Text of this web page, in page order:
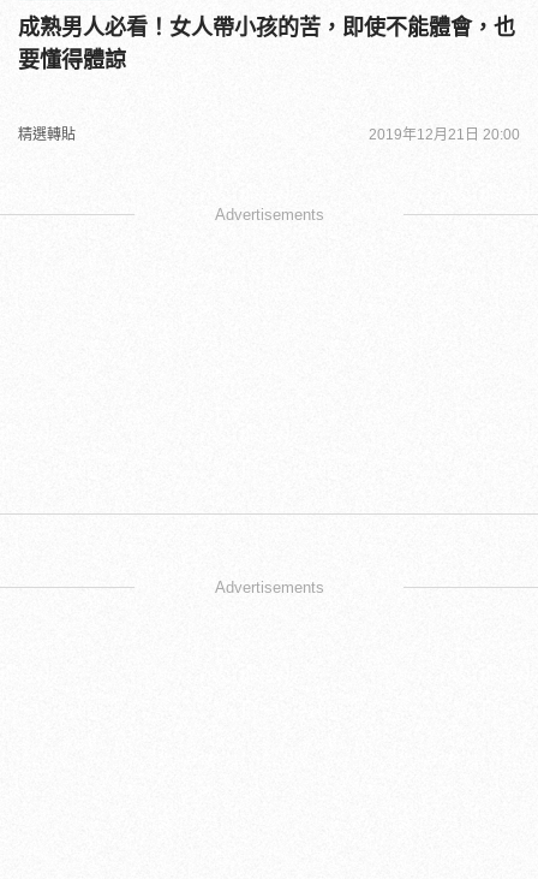
成熟男人必看！女人帶小孩的苦，即使不能體會，也
要懂得體諒
精選轉貼 2019年12月21日 20:00
Advertisements
Advertisements